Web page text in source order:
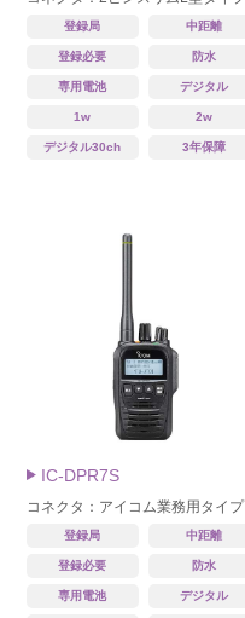
登録局 中距離
登録必要 防水
専用電池 デジタル
1w 2w
デジタル30ch 3年保障
IC-DPR7S
コネクタ：アイコム業務用タイプ
登録局 中距離
登録必要 防水
専用電池 デジタル